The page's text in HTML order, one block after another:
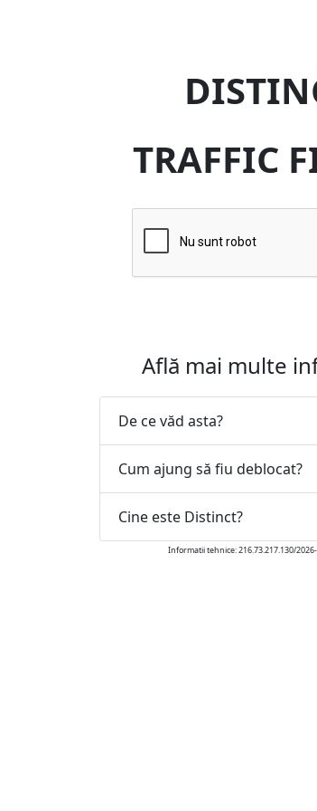
TRAFFIC
Află mai multe
De ce văd asta?
Cum ajung să fiu deblocat?
Cine este Distinct?
Informatii tehnice: 216.73.217.130/